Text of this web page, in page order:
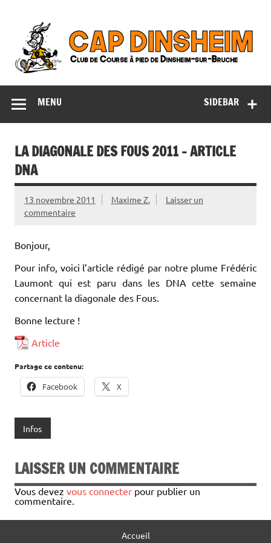
CAP Dinsheim
Club de Course à pied de Dinsheim-sur-Bruche
SIDEBAR
MENU
LA DIAGONALE DES FOUS 2011 – ARTICLE
DNA
13 novembre 2011 Maxime Z.
Laisser un
commentaire
Bonjour,
Pour info, voici l’article rédigé par notre plume Frédéric
Laumont qui est paru dans les DNA cette semaine
concernant la diagonale des Fous.
Bonne lecture !
Article
Partage ce contenu:
Facebook X
Infos
LAISSER UN COMMENTAIRE
Vous devez vous connecter pour publier un
commentaire.
Accueil